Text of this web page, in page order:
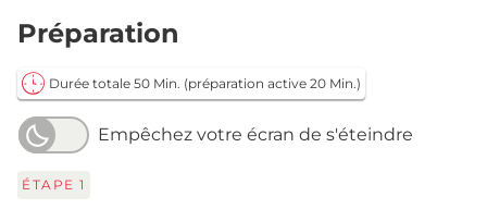
Préparation
Durée totale 50 Min. (préparation active 20 Min.)
Empêchez votre écran de s'éteindre
ÉTAPE 1